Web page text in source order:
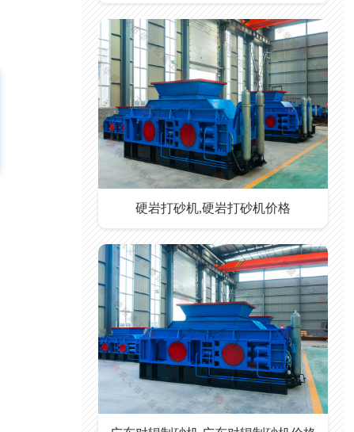
硬岩打砂机,硬岩打砂机价格